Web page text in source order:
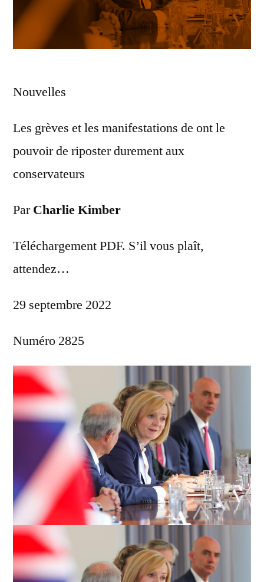
Nouvelles
Les grèves et les manifestations de ont le
pouvoir de riposter durement aux
conservateurs
ParCharlie Kimber
Téléchargement PDF. S’il vous plaît,
attendez…
29 septembre 2022
Numéro 2825